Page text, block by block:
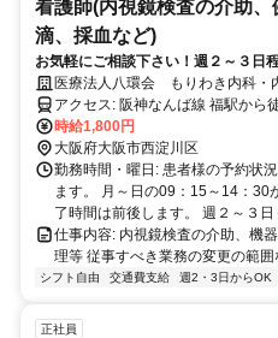
看護師(内視鏡検査の介助
滴、採血など)
お気軽にご相談下さい！週２～３日
需要が高い内視鏡検査に携わってみ
医療法人八環会 もりわき内科・
アクセス: 阪神なんば線 福駅から徒歩で12分 阪神本線 千船駅から徒
歩で12分 阪神本線 姫島駅から徒
ら徒歩で16分
時給1,800円
大阪府大阪市西淀川区
勤務時間・曜日: 患者様の予約状
ます。 月～日の09：15～14：30
了時間は前後します。 週２～３
仕事内容: 内視鏡検査の介助、機
理等 従事すべき業務の変更の範
シフト自由 交通費支給 週2・3日からOK
正社員